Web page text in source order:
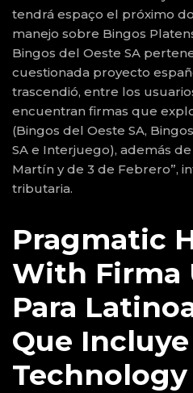
tendrá espaço el próximo
manejo sobre Bingos
Bingos del Oeste SA
cuestionada proyecto
trascendió, entre los
encuentran firmas que
(Bingos del Oeste SA,
SA e Interjuego), además
Martín y de 3 de Febrero”,
tributaria.
Pragmatic
With Firma
Para
Que Incluye
Technology